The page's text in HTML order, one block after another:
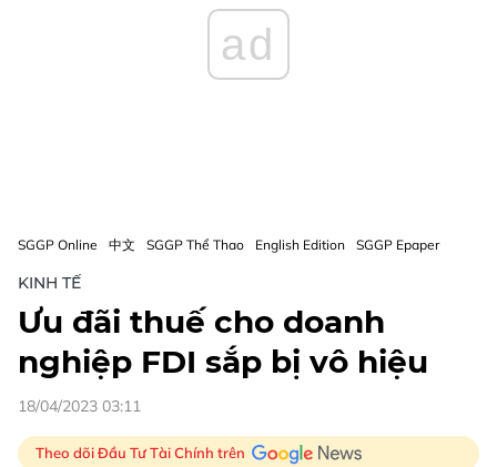
ad
SGGP Online 中文 SGGP Thể Thao English Edition SGGP Epaper
KINH TẾ
Ưu đãi thuế cho doanh
nghiệp FDI sắp bị vô hiệu
18/04/2023 03:11
Theo dõi Đầu Tư Tài Chính trên